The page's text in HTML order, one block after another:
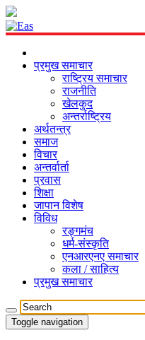
प्रमुख समाचार
राष्ट्रिय समाचार
राजनीति
खेलकुद
अन्तर्राष्ट्रिय
अर्थतन्त्र
समाज
विचार
अन्तर्वार्ता
प्रवास
शिक्षा
जापान विशेष
विविध
रङ्गमंच
धर्म-संस्कृति
एनआरएनए समाचार
कला / साहित्य
प्रमुख समाचार
Toggle navigation